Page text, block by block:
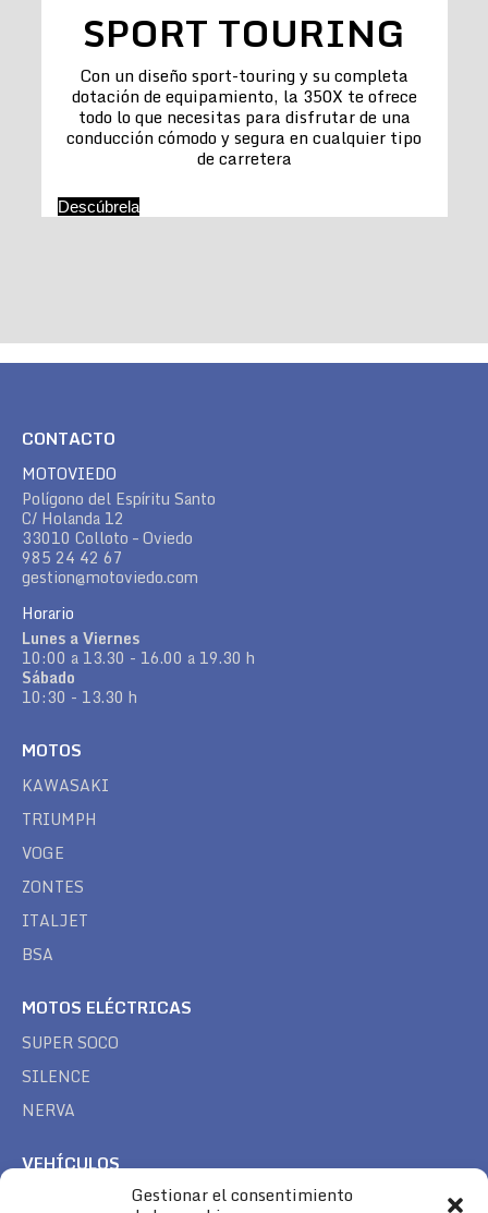
Gestionar el consentimiento
SPORT TOURING
Con un diseño sport-touring y su completa
dotación de equipamiento, la 350X te ofrece
todo lo que necesitas para disfrutar de una
conducción cómodo y segura en cualquier tipo
de carretera
Descúbrela
CONTACTO
MOTOVIEDO
Polígono del Espíritu Santo
C/ Holanda 12
33010 Colloto – Oviedo
985 24 42 67
gestion@motoviedo.com
Horario
Lunes a Viernes
10:00 a 13.30 - 16.00 a 19.30 h
Sábado
10:30 - 13.30 h
MOTOS
KAWASAKI
TRIUMPH
VOGE
ZONTES
ITALJET
BSA
MOTOS ELÉCTRICAS
SUPER SOCO
SILENCE
NERVA
VEHÍCULOS